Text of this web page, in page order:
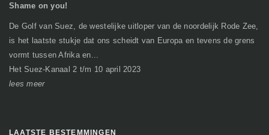
Shame on you!
De Golf van Suez, de westelijke uitloper van de noordelijk Rode Zee,
is het laatste stukje dat ons scheidt van Europa en tevens de grens
vormt tussen Afrika en...
Het Suez-Kanaal 2 t/m 10 april 2023
lees meer
LAATSTE BESTEMMINGEN